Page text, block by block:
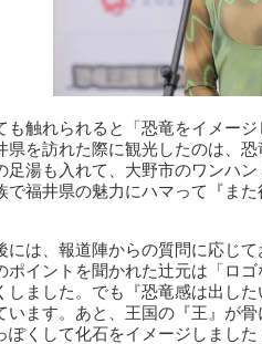
も触れられると「恐竜をイメー
県を訪れた際に観光したのは、
足湯も入れて、大野市のワンハ
で福井県の魅力にハマって『ま
には、報道陣からの質問に応じ
ポイントを聞かれた辻元は「ロ
しました。でも『恐竜感は出し
います。あと、王国の『王』が
ぽくして化石をイメージしました